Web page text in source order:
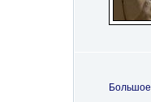
Большое